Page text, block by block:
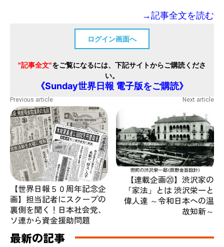
→記事全文を読む
ログイン画面へ
"記事全文"をご覧になるには、下記サイトからご購読くださ
い。
《Sunday世界日報 電子版をご購読》
Previous article
【世界日報５０周年記念企
画】担当記者にスクープの
裏側を聞く！日本社会党、
ソ連から資金援助問題
Next article
【連載企画⑳】渋沢家の
「家法」とは 渋沢栄一と
偉人達 ～令和日本への温
故知新～
最新の記事